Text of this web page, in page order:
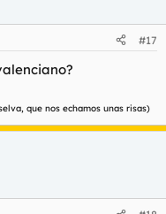
#17
que nos echamos unas risas)